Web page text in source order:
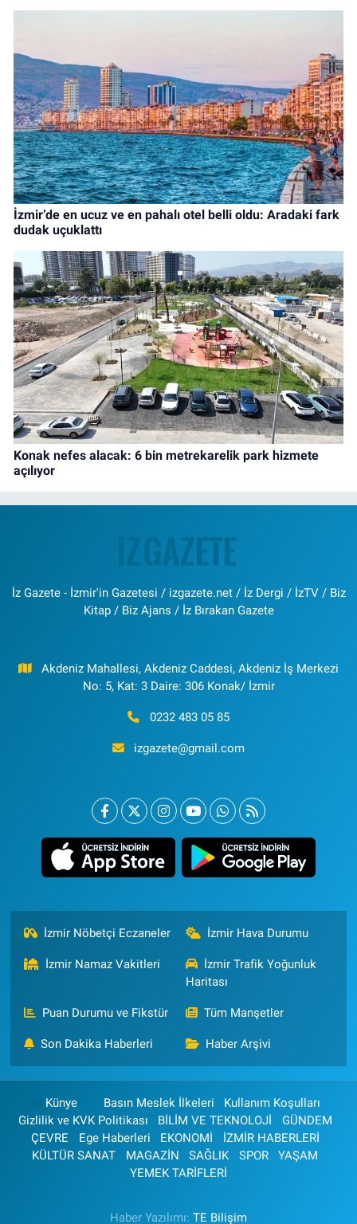
İzmir’de en ucuz ve en pahalı otel belli oldu: Aradaki fark
dudak uçuklattı
Konak nefes alacak: 6 bin metrekarelik park hizmete
açılıyor
İz Gazete - İzmir'in Gazetesi / izgazete.net / İz Dergi / İzTV / Biz
Kitap / Biz Ajans / İz Bırakan Gazete
Akdeniz Mahallesi, Akdeniz Caddesi, Akdeniz İş Merkezi
No: 5, Kat: 3 Daire: 306 Konak/ İzmir
0232 483 05 85
izgazete@gmail.com
İzmir Nöbetçi Eczaneler İzmir Hava Durumu
İzmir Namaz Vakitleri
İzmir Trafik Yoğunluk
Haritası
Puan Durumu ve Fikstür Tüm Manşetler
Son Dakika Haberleri Haber Arşivi
Künye Basın Meslek İlkeleri
Kullanım Koşulları
Gizlilik ve KVK Politikası
BİLİM VE TEKNOLOJİ
GÜNDEM
ÇEVRE
Ege Haberleri EKONOMİ
İZMİR HABERLERİ
KÜLTÜR SANAT
MAGAZİN SAĞLIK SPOR
YAŞAM
YEMEK TARİFLERİ
Haber Yazılımı: TE Bilişim